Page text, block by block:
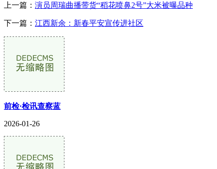
上一篇： 演员周瑞曲播带货“稻花喷鼻2号”大米被曝品种
下一篇： 江西新余：新春平安宣传进社区
前检·检讯查察蓝
2026-01-26